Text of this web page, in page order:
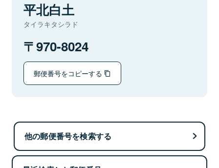
平北白土
タイラキタシラド
970-8024
郵便番号をコピーする
他の郵便番号を検索する